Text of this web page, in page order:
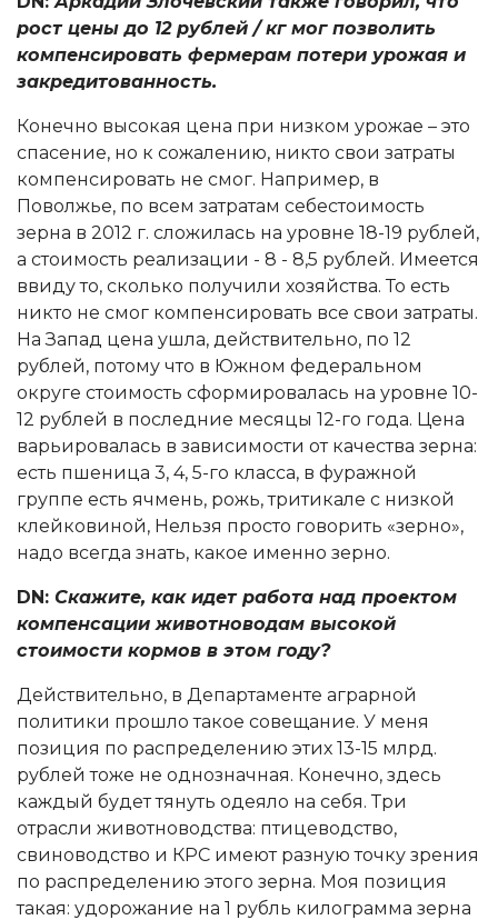
рост цены до 12 рублей / кг мог позволить
компенсировать фермерам потери урожая и
закредитованность.
Конечно высокая цена при низком урожае – это
спасение, но к сожалению, никто свои затраты
компенсировать не смог. Например, в
Поволжье, по всем затратам себестоимость
зерна в 2012 г. сложилась на уровне 18-19 рублей,
а стоимость реализации - 8 - 8,5 рублей. Имеется
ввиду то, сколько получили хозяйства. То есть
никто не смог компенсировать все свои затраты.
На Запад цена ушла, действительно, по 12
рублей, потому что в Южном федеральном
округе стоимость сформировалась на уровне 10-
12 рублей в последние месяцы 12-го года. Цена
варьировалась в зависимости от качества зерна:
есть пшеница 3, 4, 5-го класса, в фуражной
группе есть ячмень, рожь, тритикале с низкой
клейковиной, Нельзя просто говорить «зерно»,
надо всегда знать, какое именно зерно.
DN: Скажите, как идет работа над проектом
компенсации животноводам высокой
стоимости кормов в этом году?
Действительно, в Департаменте аграрной
политики прошло такое совещание. У меня
позиция по распределению этих 13-15 млрд.
рублей тоже не однозначная. Конечно, здесь
каждый будет тянуть одеяло на себя. Три
отрасли животноводства: птицеводство,
свиноводство и КРС имеют разную точку зрения
по распределению этого зерна. Моя позиция
такая: удорожание на 1 рубль килограмма зерна